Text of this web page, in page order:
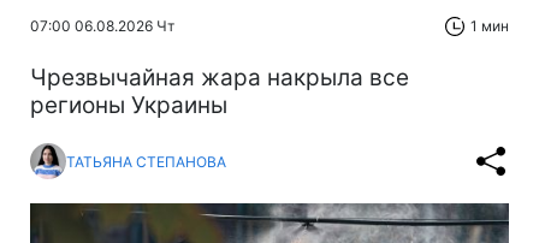
07:00 06.08.2026 Чт 1 мин
Чрезвычайная жара накрыла все
регионы Украины
ТАТЬЯНА СТЕПАНОВА